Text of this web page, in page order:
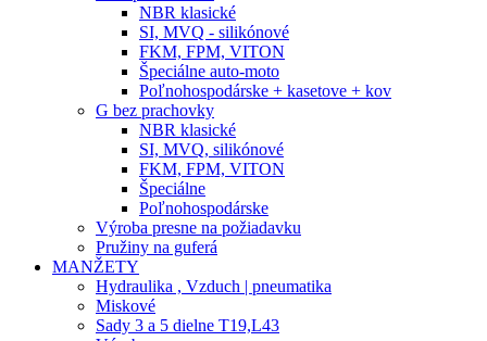
NBR klasické
SI, MVQ - silikónové
FKM, FPM, VITON
Špeciálne auto-moto
Poľnohospodárske + kasetove + kov
G bez prachovky
NBR klasické
SI, MVQ, silikónové
FKM, FPM, VITON
Špeciálne
Poľnohospodárske
Výroba presne na požiadavku
Pružiny na guferá
MANŽETY
Hydraulika , Vzduch | pneumatika
Miskové
Sady 3 a 5 dielne T19,L43